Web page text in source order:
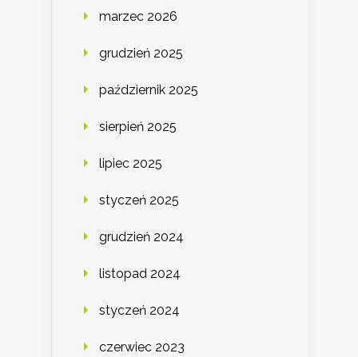
marzec 2026
grudzień 2025
październik 2025
sierpień 2025
lipiec 2025
styczeń 2025
grudzień 2024
listopad 2024
styczeń 2024
czerwiec 2023